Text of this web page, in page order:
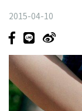
2015-04-10